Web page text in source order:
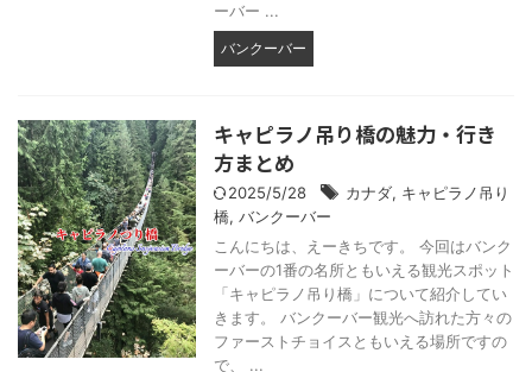
ーバー ...
バンクーバー
キャピラノ吊り橋の魅力・行き
方まとめ
2025/5/28 カナダ, キャピラノ吊り
橋, バンクーバー
こんにちは、えーきちです。 今回はバンク
ーバーの1番の名所ともいえる観光スポット
「キャピラノ吊り橋」について紹介してい
きます。 バンクーバー観光へ訪れた方々の
ファーストチョイスともいえる場所ですの
で、 ...